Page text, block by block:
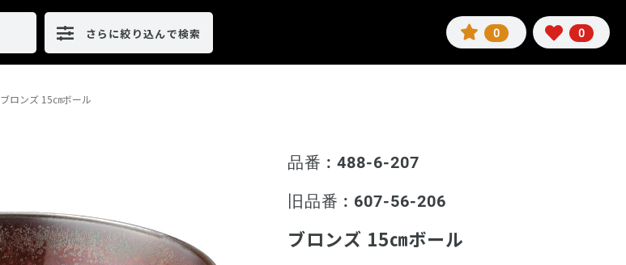
さらに絞り込んで検索 0 0
ブロンズ 15㎝ボール
品番 : 488-6-207
旧品番 : 607-56-206
ブロンズ 15㎝ボール